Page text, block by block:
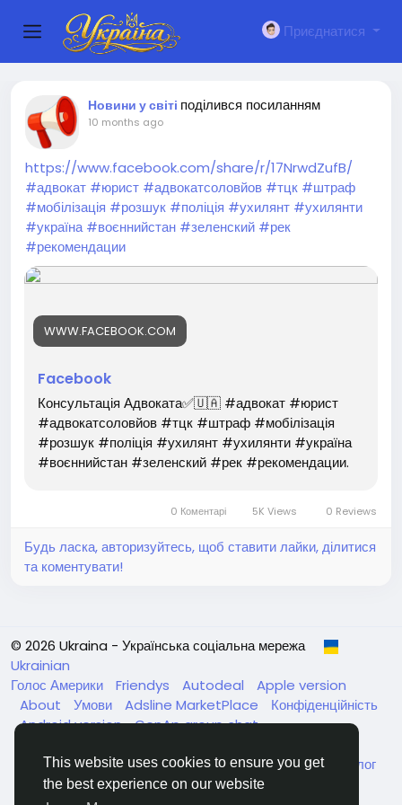
This website uses cookies to ensure you get
the best experience on our website
Приєднатися
Новини у світі поділився посиланням
10 months ago
https://www.facebook.com/share/r/17NrwdZufB/
#адвокат #юрист #адвокатсоловйов #тцк #штраф
#мобілізація #розшук #поліція #ухилянт #ухилянти
#україна #воєннийстан #зеленский #рек
#рекомендации
WWW.FACEBOOK.COM
Facebook
Консультація Адвоката✅🇺🇦 #адвокат #юрист
#адвокатсоловйов #тцк #штраф #мобілізація
#розшук #поліція #ухилянт #ухилянти #україна
#воєннийстан #зеленский #рек #рекомендации.
0 Коментарі 5K Views 0 Reviews
Будь ласка, авторизуйтесь, щоб ставити лайки, ділитися
та коментувати!
© 2026 Ukraina - Українська соціальна мережа
Ukrainian
Голос Америки
Friendys Autodeal
Apple version
About
Умови Adsline MarketPlace
Конфіденційність
Android version GenAp group chat
Нагодуйте голодних та безпритульних в Україні
Каталог